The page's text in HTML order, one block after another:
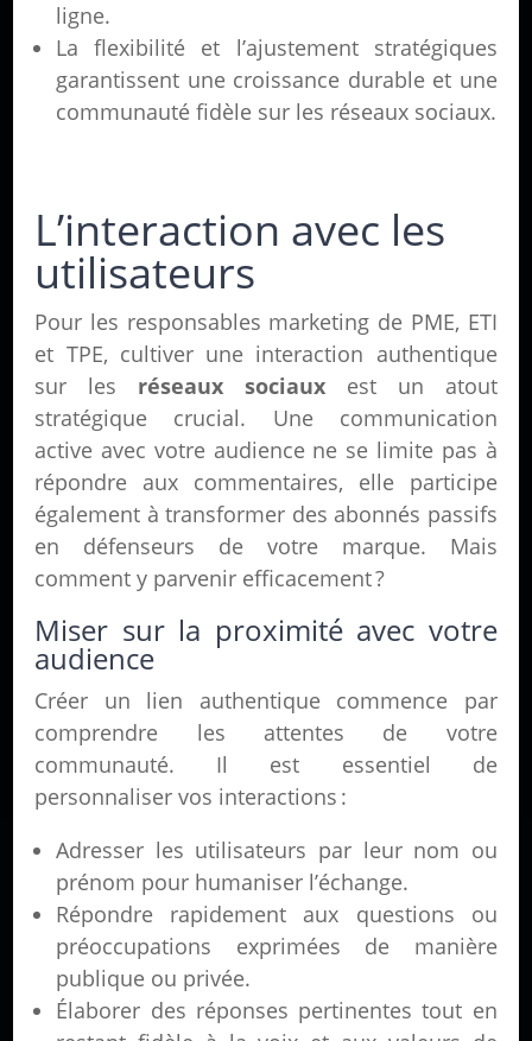
ligne.
La flexibilité et l’ajustement stratégiques
garantissent une croissance durable et une
communauté fidèle sur les réseaux sociaux.
L’interaction avec les
utilisateurs
Pour les responsables marketing de PME, ETI
et TPE, cultiver une interaction authentique
sur les réseaux sociaux est un atout
stratégique crucial. Une communication
active avec votre audience ne se limite pas à
répondre aux commentaires, elle participe
également à transformer des abonnés passifs
en défenseurs de votre marque. Mais
comment y parvenir efficacement ?
Miser sur la proximité avec votre
audience
Créer un lien authentique commence par
comprendre les attentes de votre
communauté. Il est essentiel de
personnaliser vos interactions :
Adresser les utilisateurs par leur nom ou
prénom pour humaniser l’échange.
Répondre rapidement aux questions ou
préoccupations exprimées de manière
publique ou privée.
Élaborer des réponses pertinentes tout en